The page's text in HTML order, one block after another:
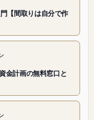
【間取りは自分で作
金計画の無料窓口と